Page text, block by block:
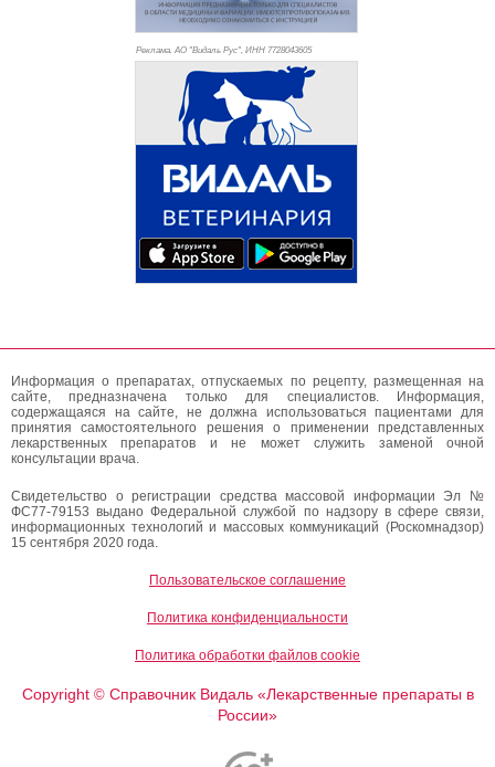
Реклама. АО "Видаль Рус", ИНН 7728043605
Информация о препаратах, отпускаемых по рецепту, размещенная на
сайте, предназначена только для специалистов. Информация,
содержащаяся на сайте, не должна использоваться пациентами для
принятия самостоятельного решения о применении представленных
лекарственных препаратов и не может служить заменой очной
консультации врача.
Свидетельство о регистрации средства массовой информации Эл №
ФС77-79153 выдано Федеральной службой по надзору в сфере связи,
информационных технологий и массовых коммуникаций (Роскомнадзор)
15 сентября 2020 года.
Пользовательское соглашение
Политика конфиденциальности
Политика обработки файлов cookie
Copyright ©Справочник Видаль «Лекарственные препараты в
России»